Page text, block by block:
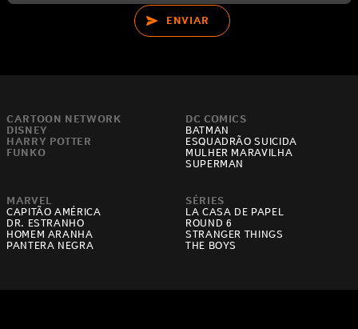
ENVIAR
CARTOON NETWORK
DISNEY
HARRY POTTER
FUNKO
DC COMICS
BATMAN
ESQUADRÃO SUICIDA
MULHER MARAVILHA
SUPERMAN
MARVEL
CAPITÃO AMÉRICA
DR. ESTRANHO
HOMEM ARANHA
PANTERA NEGRA
SÉRIES
LA CASA DE PAPEL
ROUND 6
STRANGER THINGS
THE BOYS